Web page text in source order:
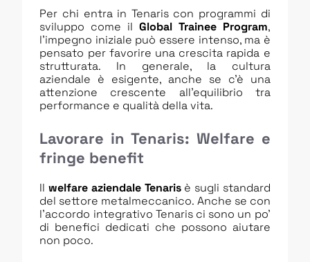
Per chi entra in Tenaris con programmi di
sviluppo come il Global Trainee Program,
l’impegno iniziale può essere intenso, ma è
pensato per favorire una crescita rapida e
strutturata. In generale, la cultura
aziendale è esigente, anche se c’è una
attenzione crescente all’equilibrio tra
performance e qualità della vita.
Lavorare in Tenaris: Welfare e
fringe benefit
Ilwelfare aziendale Tenaris è sugli standard
del settore metalmeccanico. Anche se con
l’accordo integrativo Tenaris ci sono un po’
di benefici dedicati che possono aiutare
non poco.